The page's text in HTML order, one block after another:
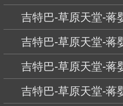
吉特巴-草原天堂-蒋
吉特巴-草原天堂-蒋
吉特巴-草原天堂-蒋
吉特巴-草原天堂-蒋